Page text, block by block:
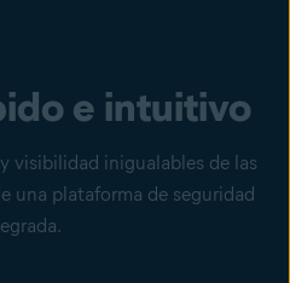
e intuitivo
visibilidad inigualables de las
una plataforma de seguridad